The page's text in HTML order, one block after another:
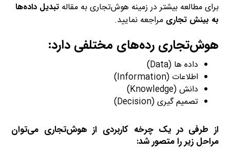
برای مطالعه بیشتر در زمینه هوش‌تجاری به مقالهتبدیل داده‌ها
به بینش تجاری مراجعه نمایید.
هوش‌تجاری رده‌های مختلفی دارد:
داده ها (Data)
اطلاعات (Information)
دانش (Knowledge)
تصمیم گیری (Decision)
از طرفی در یک چرخه کاربردی از هوش‌تجاری می‌توان
مراحل زیر را متصور شد: